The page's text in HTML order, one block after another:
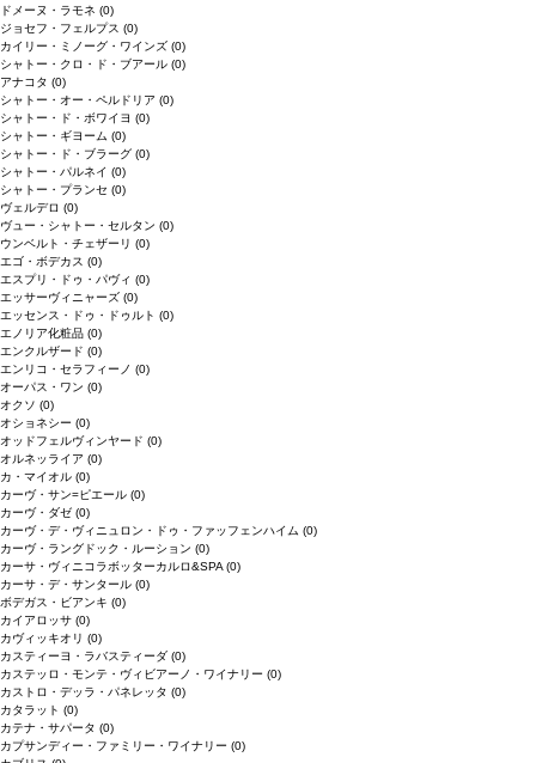
ドメーヌ・ラモネ (0)
ジョセフ・フェルプス (0)
カイリー・ミノーグ・ワインズ (0)
シャトー・クロ・ド・ブアール (0)
アナコタ (0)
シャトー・オー・ペルドリア (0)
シャトー・ド・ボワイヨ (0)
シャトー・ギヨーム (0)
シャトー・ド・ブラーグ (0)
シャトー・パルネイ (0)
シャトー・プランセ (0)
ヴェルデロ (0)
ヴュー・シャトー・セルタン (0)
ウンベルト・チェザーリ (0)
エゴ・ボデカス (0)
エスプリ・ドゥ・パヴィ (0)
エッサーヴィニャーズ (0)
エッセンス・ドゥ・ドゥルト (0)
エノリア化粧品 (0)
エンクルザード (0)
エンリコ・セラフィーノ (0)
オーパス・ワン (0)
オクソ (0)
オショネシー (0)
オッドフェルヴィンヤード (0)
オルネッライア (0)
カ・マイオル (0)
カーヴ・サン=ピエール (0)
カーヴ・ダゼ (0)
カーヴ・デ・ヴィニュロン・ドゥ・ファッフェンハイム (0)
カーヴ・ラングドック・ルーション (0)
カーサ・ヴィニコラボッターカルロ&SPA (0)
カーサ・デ・サンタール (0)
ボデガス・ビアンキ (0)
カイアロッサ (0)
カヴィッキオリ (0)
カスティーヨ・ラバスティーダ (0)
カステッロ・モンテ・ヴィビアーノ・ワイナリー (0)
カストロ・デッラ・パネレッタ (0)
カタラット (0)
カテナ・サパータ (0)
カプサンディー・ファミリー・ワイナリー (0)